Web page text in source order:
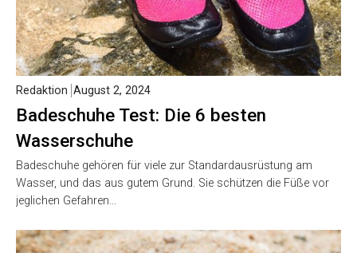
Badeschuhe Test: Die 6 besten
Wasserschuhe
Redaktion August 2, 2024
Badeschuhe gehören für viele zur Standardausrüstung am
Wasser, und das aus gutem Grund. Sie schützen die Füße vor
jeglichen Gefahren…